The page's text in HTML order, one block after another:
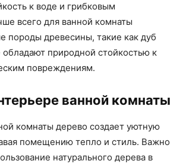
к воде и грибковым
всего для ванной комнаты
породы древесины, такие как дуб
обладают природной стойкостью к
повреждениям.
ванной комнаты
комнаты дерево создает уютную
помещению тепло и стиль. Важно
натурального дерева в